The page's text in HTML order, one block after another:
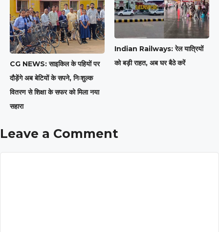
CG NEWS: साइकिल के पहियों पर
दौड़ेंगे अब बेटियों के सपने, निःशुल्क
वितरण से शिक्षा के सफर को मिला नया
सहारा
Indian Railways: रेल यात्रियों
को बड़ी राहत, अब घर बैठे करें
Leave a Comment